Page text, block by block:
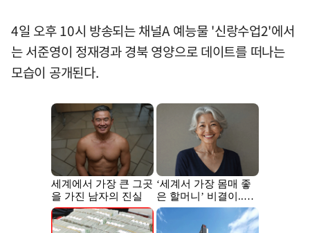
4일 오후 10시 방송되는 채널A 예능물 '신랑수업2'에서
는 서준영이 정재경과 경북 영양으로 데이트를 떠나는
모습이 공개된다.